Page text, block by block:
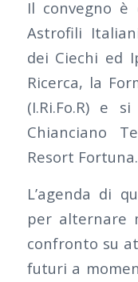
Il convegno è
Astrofili
dei Ciechi ed
Ricerca, la
(I.Ri.Fo.R) e
Chianciano
Resort Fortuna.
L’agenda di
per alternare
confronto su
futuri a